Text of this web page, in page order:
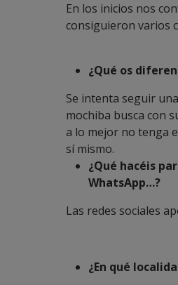
En los inicios nos
consiguieron varios
¿Qué os
Se intenta seguir
mochiba busca con
a lo mejor no tenga
sí mismo.
¿Qué hacéis
WhatsApp…?
Las redes sociales
¿En qué